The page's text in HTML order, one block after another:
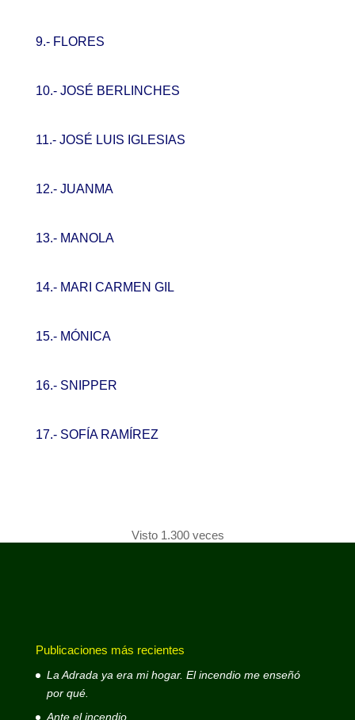
9.- FLORES
10.- JOSÉ BERLINCHES
11.- JOSÉ LUIS IGLESIAS
12.- JUANMA
13.- MANOLA
14.- MARI CARMEN GIL
15.- MÓNICA
16.- SNIPPER
17.- SOFÍA RAMÍREZ
Visto 1.300 veces
Publicaciones más recientes
La Adrada ya era mi hogar. El incendio me enseñó
por qué.
Ante el incendio